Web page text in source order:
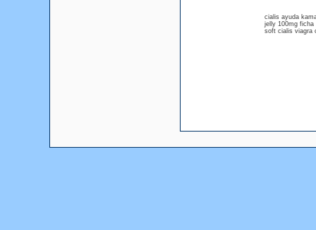
cialis ayuda
jelly 100mg ficha
soft cialis viagra